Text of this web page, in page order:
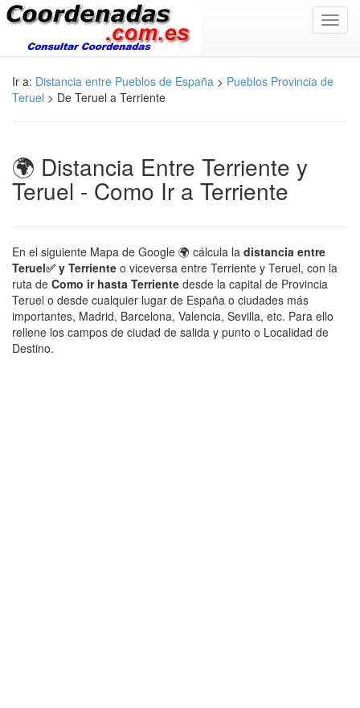
Ir a: Distancia entre Pueblos de España > Pueblos Provincia de
Teruel > De Teruel a Terriente
🌍 Distancia Entre Terriente y
Teruel - Como Ir a Terriente
En el siguiente Mapa de Google 🌍 cálcula la distancia entre
Teruel✅ y Terriente o viceversa entre Terriente y Teruel, con la
ruta de Como ir hasta Terriente desde la capital de Provincia
Teruel o desde cualquier lugar de España o ciudades más
importantes, Madrid, Barcelona, Valencia, Sevilla, etc. Para ello
rellene los campos de ciudad de salida y punto o Localidad de
Destino.